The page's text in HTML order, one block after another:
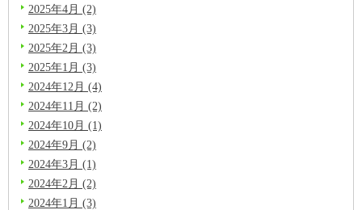
2025年4月 (2)
2025年3月 (3)
2025年2月 (3)
2025年1月 (3)
2024年12月 (4)
2024年11月 (2)
2024年10月 (1)
2024年9月 (2)
2024年3月 (1)
2024年2月 (2)
2024年1月 (3)